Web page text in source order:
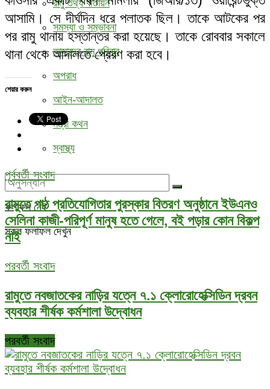
রামু তথ্য বাতায়ন
সমস্যা ও সম্ভাবনা
আমাদের রামু পরিবার
অপরাধ
আইন-আদালত
মন্ত্রী কথন
স্বাস্থ্য
ফলাফল নেই
সকল ফলাফল দেখুন
আসামি। সে দীর্ঘদিন ধরে পলাতক ছিল। তাকে আটকের পর
পর রামু থানায় হস্তান্তর করা হয়েছে। তাকে রোববার সকালে
থানা থেকে আদালতে প্রেরণ করা হবে।
শেয়ার করুন
পূর্ববর্তী সংবাদ
রামুতে পাঠ প্রতিযোগিতার পুরস্কার বিতরণ অনুষ্ঠানে ইউএনও
সেলিনা কাজী-পরিপূর্ণ মানুষ হতে গেলে, বই পড়ার কোন বিকল্প
নাই
পরবর্তী সংবাদ
রামুতে নবজাতকের নাড়ির যত্নে ৭.১ ক্লোরোহেক্সিডিন দ্রবন
ব্যবহার শীর্ষক কর্মশালা উদ্বোধন
পরবর্তী সংবাদ